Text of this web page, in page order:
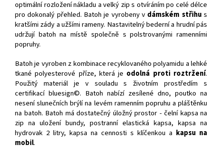
optimální rozložení nákladu a velký zip s otvíráním po celé délce
pro dokonalý přehled. Batoh je vyrobeny v dámském střihus
kratšími zády a užšími rameny. Nastavitelný bederní a hrudní pás
udržují batoh na místě společně s polstrovanými ramenními
popruhy.
Batoh je vyroben z kombinace recyklovaného polyamidu a lehké
tkané polyesterové příze, která je odolná proti roztržení.
Použitý materiál je v souladu s životním prostředím s
certifikací bluesign©. Batoh nabízí zesílené dno, poutko na
nesení slunečních brýlí na levém ramenním popruhu a pláštěnku
na batoh. Batoh má dostatečný úložný prostor - čelní kapsa na
zip na uložení bundy, postranní elastická kapsa, kapsa na
hydrovak 2 litry, kapsa na cennosti s klíčenkou a kapsu na
mobil.